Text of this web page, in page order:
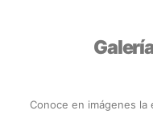
Conoce en imágenes la